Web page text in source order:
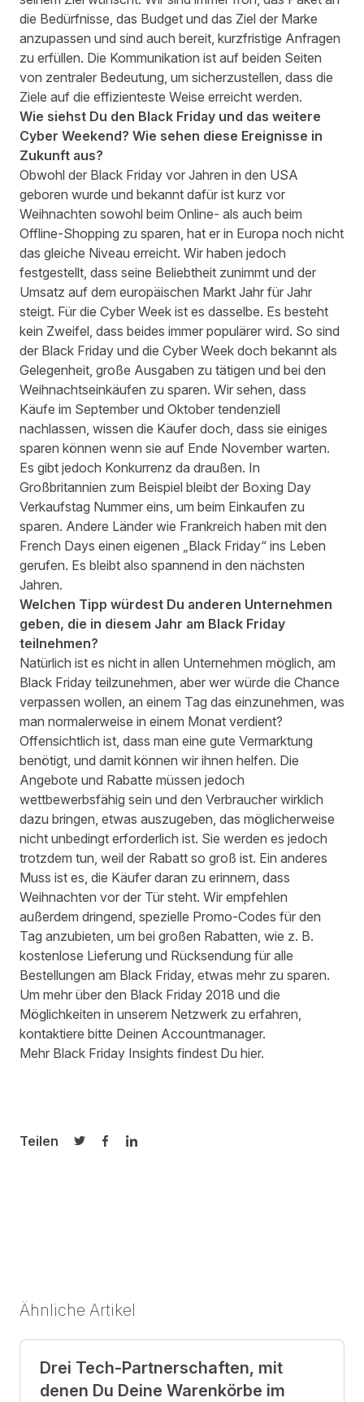
die Bedürfnisse, das Budget und das Ziel der Marke
anzupassen und sind auch bereit, kurzfristige Anfragen
zu erfüllen. Die Kommunikation ist auf beiden Seiten
von zentraler Bedeutung, um sicherzustellen, dass die
Ziele auf die effizienteste Weise erreicht werden.
Wie siehst Du den Black Friday und das weitere
Cyber ​​Weekend? Wie sehen diese Ereignisse in
Zukunft aus?
Obwohl der Black Friday vor Jahren in den USA
geboren wurde und bekannt dafür ist kurz vor
Weihnachten sowohl beim Online- als auch beim
Offline-Shopping zu sparen, hat er in Europa noch nicht
das gleiche Niveau erreicht. Wir haben jedoch
festgestellt, dass seine Beliebtheit zunimmt und der
Umsatz auf dem europäischen Markt Jahr für Jahr
steigt. Für die Cyber ​​Week ist es dasselbe. Es besteht
kein Zweifel, dass beides immer populärer wird. So sind
der Black Friday und die Cyber Week doch bekannt als
Gelegenheit, große Ausgaben zu tätigen und bei den
Weihnachtseinkäufen zu sparen. Wir sehen, dass
Käufe im September und Oktober tendenziell
nachlassen, wissen die Käufer doch, dass sie einiges
sparen können wenn sie auf Ende November warten.
Es gibt jedoch Konkurrenz da draußen. In
Großbritannien zum Beispiel bleibt der Boxing Day
Verkaufstag Nummer eins, um beim Einkaufen zu
sparen. Andere Länder wie Frankreich haben mit den
French Days einen eigenen „Black Friday“ ins Leben
gerufen. Es bleibt also spannend in den nächsten
Jahren.
Welchen Tipp würdest Du anderen Unternehmen
geben, die in diesem Jahr am Black Friday
teilnehmen?
Natürlich ist es nicht in allen Unternehmen möglich, am
Black Friday teilzunehmen, aber wer würde die Chance
verpassen wollen, an einem Tag das einzunehmen, was
man normalerweise in einem Monat verdient?
Offensichtlich ist, dass man eine gute Vermarktung
benötigt, und damit können wir ihnen helfen. Die
Angebote und Rabatte müssen jedoch
wettbewerbsfähig sein und den Verbraucher wirklich
dazu bringen, etwas auszugeben, das möglicherweise
nicht unbedingt erforderlich ist. Sie werden es jedoch
trotzdem tun, weil der Rabatt so groß ist. Ein anderes
Muss ist es, die Käufer daran zu erinnern, dass
Weihnachten vor der Tür steht. Wir empfehlen
außerdem dringend, spezielle Promo-Codes für den
Tag anzubieten, um bei großen Rabatten, wie z. B.
kostenlose Lieferung und Rücksendung für alle
Bestellungen am Black Friday, etwas mehr zu sparen.
Um mehr über den Black Friday 2018 und die
Möglichkeiten in unserem Netzwerk zu erfahren,
kontaktiere bitte Deinen Accountmanager.
Mehr Black Friday Insights findest Du hier.
Teilen
Auf Twitter teilen
Auf Facebook teilen
Auf LinkedIn teilen
Ähnliche Artikel
Drei Tech-Partnerschaften, mit
denen Du Deine Warenkörbe im